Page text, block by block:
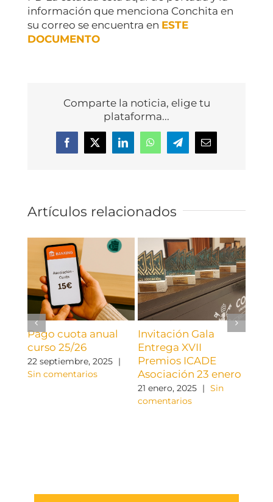
información que menciona Conchita en
su correo se encuentra en ESTE
DOCUMENTO
Comparte la noticia, elige tu
plataforma...
Facebook
X LinkedInWhatsAppTelegramCorreo
electrónico
Artículos relacionados
Pago cuota anual
curso 25/26
22 septiembre, 2025 |
Sin comentarios
Invitación Gala
Entrega XVII
Premios ICADE
Asociación 23 enero
21 enero, 2025 | Sin
comentarios